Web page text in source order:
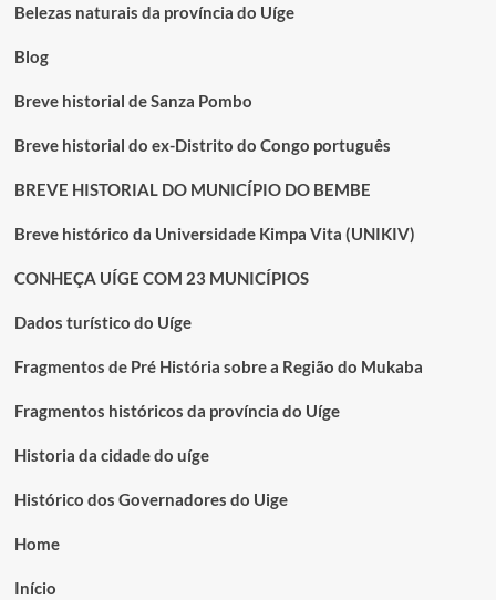
Belezas naturais da província do Uíge
Blog
Breve historial de Sanza Pombo
Breve historial do ex-Distrito do Congo português
BREVE HISTORIAL DO MUNICÍPIO DO BEMBE
Breve histórico da Universidade Kimpa Vita (UNIKIV)
CONHEÇA UÍGE COM 23 MUNICÍPIOS
Dados turístico do Uíge
Fragmentos de Pré História sobre a Região do Mukaba
Fragmentos históricos da província do Uíge
Historia da cidade do uíge
Histórico dos Governadores do Uige
Home
Início